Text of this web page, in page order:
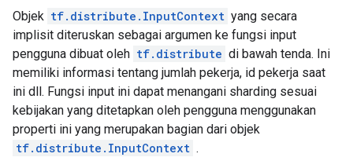
Objek tf.distribute.InputContext yang secara
implisit diteruskan sebagai argumen ke fungsi input
pengguna dibuat oleh tf.distribute di bawah tenda. Ini
memiliki informasi tentang jumlah pekerja, id pekerja saat
ini dll. Fungsi input ini dapat menangani sharding sesuai
kebijakan yang ditetapkan oleh pengguna menggunakan
properti ini yang merupakan bagian dari objek
tf.distribute.InputContext .